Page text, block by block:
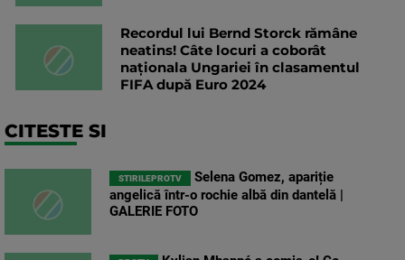
Recordul lui Bernd Storck rămâne
neatins! Câte locuri a coborât
naționala Ungariei în clasamentul
FIFA după Euro 2024
CITESTE SI
STIRILEPROTV
Selena Gomez, apariție
angelică într-o rochie albă din dantelă |
GALERIE FOTO